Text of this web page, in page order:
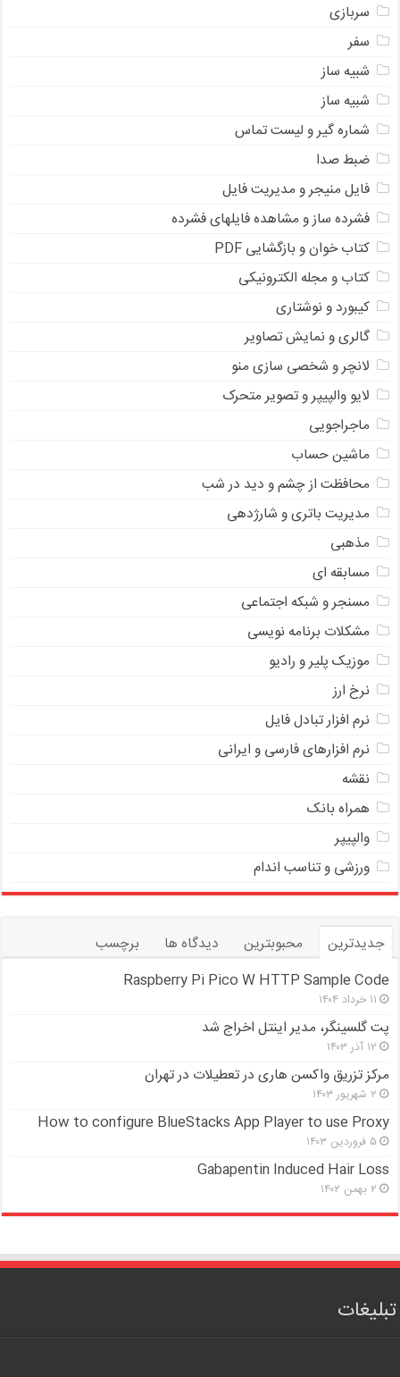
سربازی
سفر
شبیه ساز
شبیه ساز
شماره گیر و لیست تماس
ضبط صدا
فایل منیجر و مدیریت فایل
فشرده ساز و مشاهده فایلهای فشرده
کتاب خوان و بازگشایی PDF
کتاب و مجله الکترونیکی
کیبورد و نوشتاری
گالری و نمایش تصاویر
لانچر و شخصی سازی منو
لایو والپیپر و تصویر متحرک
ماجراجویی
ماشین حساب
محافظت از چشم و دید در شب
مدیریت باتری و شارژدهی
مذهبی
مسابقه ای
مسنجر و شبکه اجتماعی
مشکلات برنامه نویسی
موزیک پلیر و رادیو
نرخ ارز
ﻧﺮﻡ ﺍﻓﺰﺍﺭ ﺗﺒﺎﺩﻝ ﻓﺎﻳﻞ
نرم افزارهای فارسی و ایرانی
نقشه
همراه بانک
والپیپر
ورزشی و تناسب اندام
جدیدترین محبوبترین دیدگاه ها
برچسب
Raspberry Pi Pico W HTTP Sample Code
۱۱ خرداد ۱۴۰۴
پت گلسینگر، مدیر اینتل اخراج شد
۱۲ آذر ۱۴۰۳
مرکز تزریق واکسن هاری در تعطیلات در تهران
۲ شهریور ۱۴۰۳
How to configure BlueStacks App Player to use Proxy
۵ فروردین ۱۴۰۳
Gabapentin Induced Hair Loss
۲ بهمن ۱۴۰۲
تبلیغات